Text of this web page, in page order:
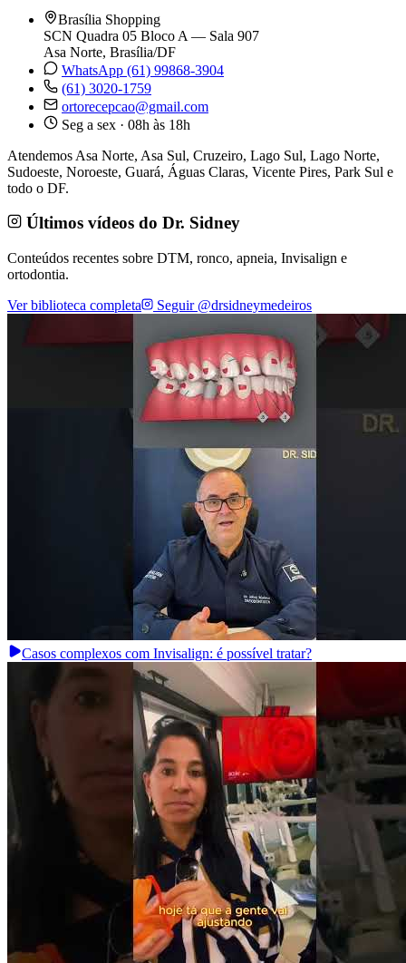
Brasília Shopping
SCN Quadra 05 Bloco A — Sala 907
Asa Norte, Brasília/DF
WhatsApp (61) 99868-3904
(61) 3020-1759
ortorecepcao@gmail.com
Seg a sex · 08h às 18h
Atendemos Asa Norte, Asa Sul, Cruzeiro, Lago Sul, Lago Norte,
Sudoeste, Noroeste, Guará, Águas Claras, Vicente Pires, Park Sul e
todo o DF.
Últimos vídeos do Dr. Sidney
Conteúdos recentes sobre DTM, ronco, apneia, Invisalign e
ortodontia.
Ver biblioteca completa
Seguir @drsidneymedeiros
Casos complexos com Invisalign: é possível tratar?